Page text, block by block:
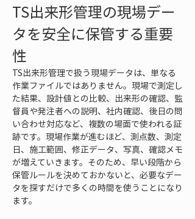
TS出来形管理の現場デー
タを安全に保管する重要
性
TS出来形管理で扱う現場データは、単なる
作業ファイルではありません。現場で測定し
た結果、設計値との比較、出来形の確認、監
督員や発注者への説明、社内確認、後日の問
い合わせ対応など、複数の場面で使われる証
跡です。現場作業が進むほど、測点数、測定
日、施工範囲、修正データ、写真、確認メモ
が増えていきます。そのため、早い段階から
保管ルールを決めておかないと、必要なデー
タを探すだけで多くの時間を使うことになり
ます。